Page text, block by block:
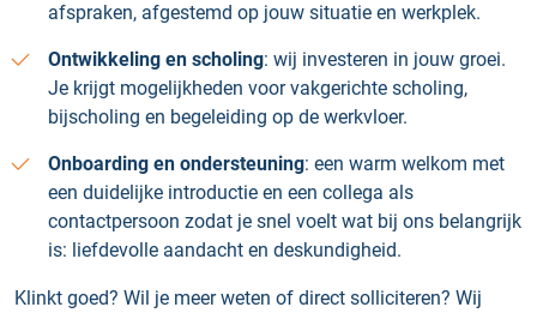
afspraken, afgestemd op jouw situatie en werkplek.
Ontwikkeling en scholing: wij investeren in jouw groei.
Je krijgt mogelijkheden voor vakgerichte scholing,
bijscholing en begeleiding op de werkvloer.
Onboarding en ondersteuning: een warm welkom met
een duidelijke introductie en een collega als
contactpersoon zodat je snel voelt wat bij ons belangrijk
is: liefdevolle aandacht en deskundigheid.
Klinkt goed? Wil je meer weten of direct solliciteren? Wij